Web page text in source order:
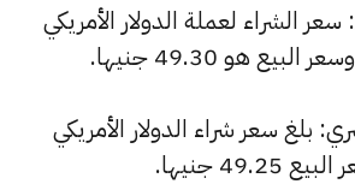
الشراء لعملة الدولار الأمريكي
بلغ سعر شراء الدولار الأمريكي